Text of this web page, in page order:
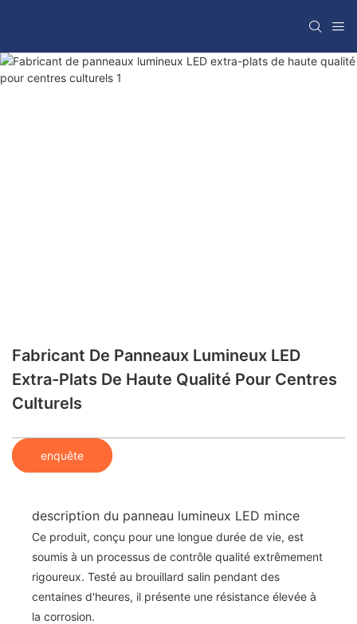
Fabricant De Panneaux Lumineux LED
Extra-Plats De Haute Qualité Pour Centres
Culturels
enquête
description du panneau lumineux LED mince
Ce produit, conçu pour une longue durée de vie, est
soumis à un processus de contrôle qualité extrêmement
rigoureux. Testé au brouillard salin pendant des
centaines d'heures, il présente une résistance élevée à
la corrosion.